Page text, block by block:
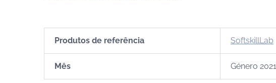
Produtos de referência SoftskillLab
Mês Género 2021